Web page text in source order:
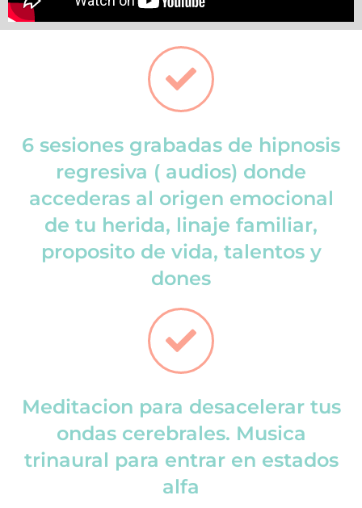
6 sesiones grabadas de hipnosis
regresiva ( audios) donde
accederas al origen emocional
de tu herida, linaje familiar,
proposito de vida, talentos y
dones
Meditacion para desacelerar tus
ondas cerebrales. Musica
trinaural para entrar en estados
alfa